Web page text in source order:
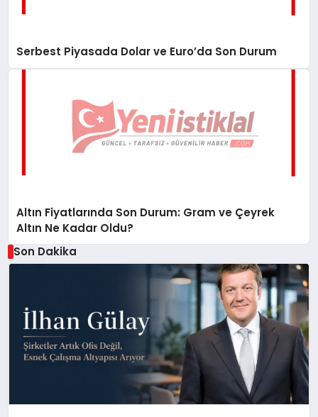
Serbest Piyasada Dolar ve Euro’da Son Durum
Altın Fiyatlarında Son Durum: Gram ve Çeyrek
Altın Ne Kadar Oldu?
Son Dakika